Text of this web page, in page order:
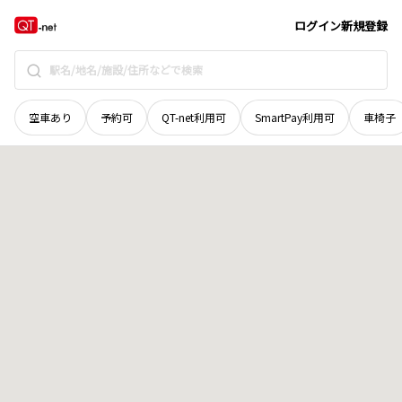
ログイン新規登録
空車あり 予約可 QT-net利用可 SmartPay利用可 車椅子
北海道